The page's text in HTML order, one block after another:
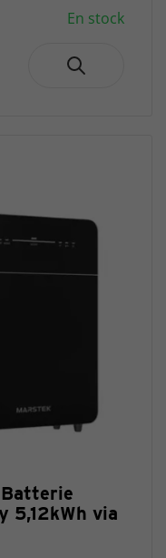
En stock
Batterie
5,12kWh via